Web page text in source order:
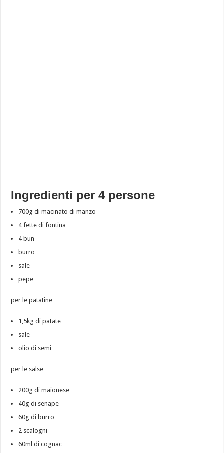
Ingredienti per 4 persone
700g di macinato di manzo
4 fette di fontina
4 bun
burro
sale
pepe
per le patatine
1,5kg di patate
sale
olio di semi
per le salse
200g di maionese
40g di senape
60g di burro
2 scalogni
60ml di cognac